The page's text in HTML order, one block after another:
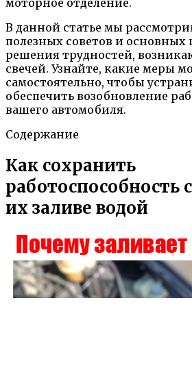
В данной статье мы
полезных советов и основных
решения трудностей,
свечей. Узнайте, какие меры
самостоятельно, чтобы
обеспечить возобновление
вашего автомобиля.
Содержание
Как сохранить
работоспособность
их заливе водой